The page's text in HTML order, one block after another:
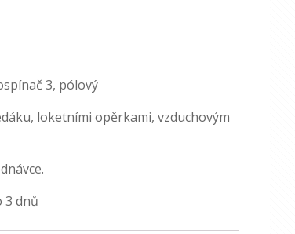
3, pólový
loketními opěrkami, vzduchovým
3 dnů